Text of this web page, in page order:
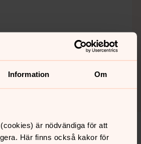
Information Om
är nödvändiga för att
Här finns också kakor för
10Växel:0470-70 48 00